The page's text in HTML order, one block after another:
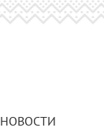
НОВОСТИ